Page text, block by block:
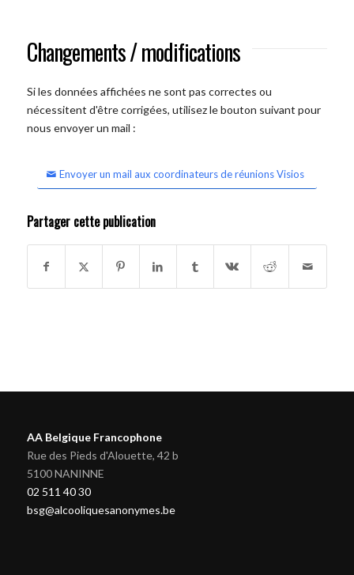
Changements / modifications
Si les données affichées ne sont pas correctes ou
nécessitent d'être corrigées, utilisez le bouton suivant pour
nous envoyer un mail :
Envoyer un mail aux coordinateurs de réunions Visios
Partager cette publication
AA Belgique Francophone
Rue des Pieds d'Alouette, 42 b
5100 NANINNE
02 511 40 30
bsg@alcooliquesanonymes.be